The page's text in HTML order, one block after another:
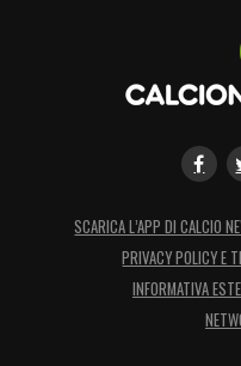
SCARICA L’APP DI CALCIO
PRIVACY POLICY E
INFORMATIVA